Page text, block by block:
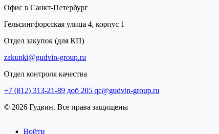
Офис в Санкт-Петербург
Гельсингфорсская улица 4, корпус 1
Отдел закупок (для КП)
zakupki@gudvin-group.ru
Отдел контроля качества
+7 (812) 313-21-89 доб 205 qc@gudvin-group.ru
© 2026 Гудвин. Все права защищены
Войти